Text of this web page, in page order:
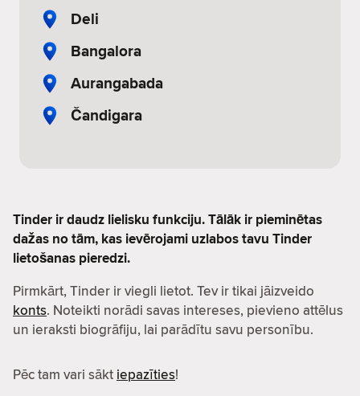
Deli
Bangalora
Aurangabada
Čandigara
Tinder ir daudz lielisku funkciju. Tālāk ir pieminētas
dažas no tām, kas ievērojami uzlabos tavu Tinder
lietošanas pieredzi.
Pirmkārt, Tinder ir viegli lietot. Tev ir tikai jāizveido
konts. Noteikti norādi savas intereses, pievieno attēlus
un ieraksti biogrāfiju, lai parādītu savu personību.
Pēc tam vari sākt iepazīties!